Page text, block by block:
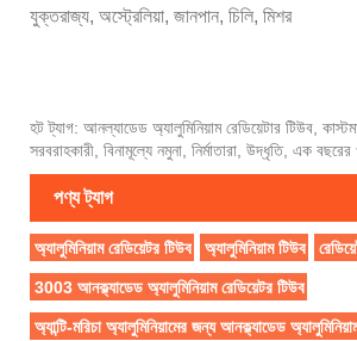
যুক্তরাজ্য, অস্ট্রেলিয়া, জানপান, চিলি, মিশর
হট ট্যাগ: আনল্যাডেড অ্যালুমিনিয়াম রেডিয়েটার টিউব,
সরবরাহকারী, বিনামূল্যে নমুনা, নির্মাতারা, উদ্ধৃতি, এক বছরের
পণ্য ট্যাগ
অ্যালুমিনিয়াম রেডিয়েটর টিউব অ্যালুমিনিয়াম টিউব
3003 আনক্ল্যাডেড অ্যালুমিনিয়াম রেডিয়েটর টিউব
অ্যান্টি-মরিচা অ্যালুমিনিয়ামের জন্য আনক্ল্যাডেড